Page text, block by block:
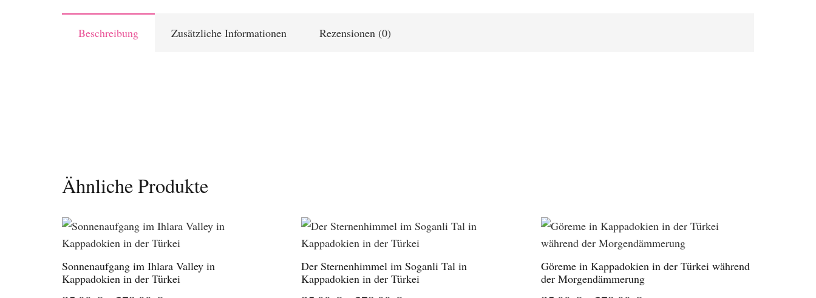
Beschreibung Zusätzliche Informationen Rezensionen (0)
Ähnliche Produkte
Sonnenaufgang im Ihlara Valley in
Kappadokien in der Türkei
Der Sternenhimmel im Soganli Tal in
Kappadokien in der Türkei
Göreme in Kappadokien in der Türkei während
der Morgendämmerung